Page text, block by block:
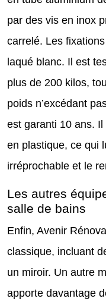
par des vis en inox
carrelé. Les
laqué blanc. Il est
plus de 200 kilos,
poids n’excédant
est garanti 10 ans.
en plastique, ce qui
irréprochable et le
Les autres
salle de bains
Enfin, Avenir
classique, incluant
un miroir. Un autre
apporte davantage